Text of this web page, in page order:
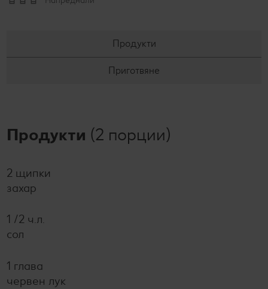
Продукти
Приготвяне
Продукти (2 порции)
2 щипки
захар
1 /2 ч.л.
сол
1 глава
червен лук